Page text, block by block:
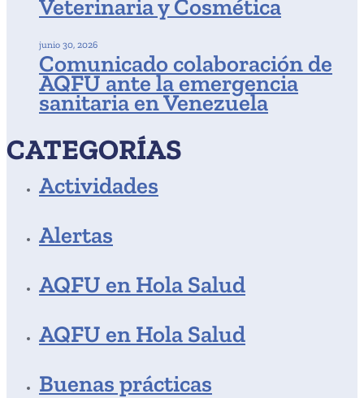
Veterinaria y Cosmética
Comunicado colaboración de
AQFU ante la emergencia
sanitaria en Venezuela
junio 30, 2026
CATEGORÍAS
Actividades
Alertas
AQFU en Hola Salud
AQFU en Hola Salud
Buenas prácticas